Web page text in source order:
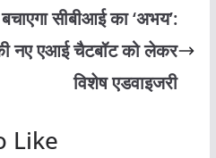
सीबीआई का ‘अभय’:
नए एआई चैटबॉट को लेकर
विशेष एडवाइजरी
Like